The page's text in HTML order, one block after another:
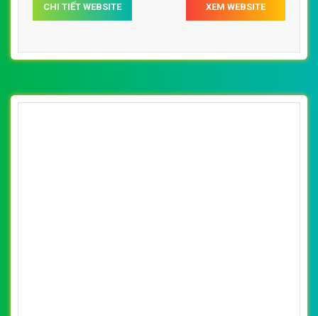
CHI TIẾT WEBSITE XEM WEBSITE